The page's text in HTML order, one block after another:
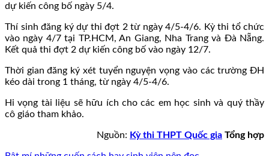
dự kiến công bố ngày 5/4.
Thí sinh đăng ký dự thi đợt 2 từ ngày 4/5-4/6. Kỳ thi tổ chức
vào ngày 4/7 tại TP.HCM, An Giang, Nha Trang và Đà Nẵng.
Kết quả thi đợt 2 dự kiến công bố vào ngày 12/7.
Thời gian đăng ký xét tuyển nguyện vọng vào các trường ĐH
kéo dài trong 1 tháng, từ ngày 4/5-4/6.
Hi vọng tài liệu sẽ hữu ích cho các em học sinh và quý thầy
cô giáo tham khảo.
Nguồn: Kỳ thi THPT Quốc gia Tổng hợp